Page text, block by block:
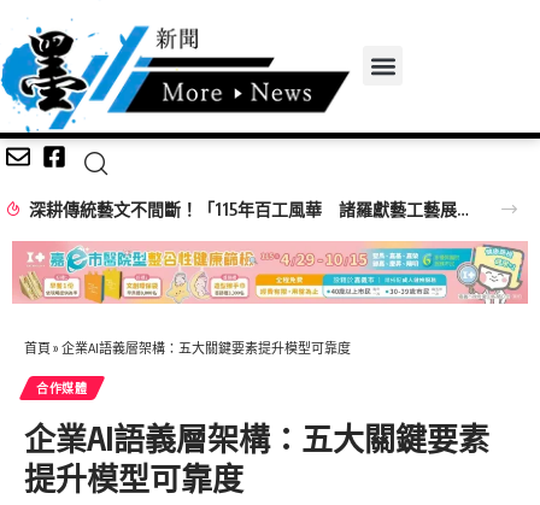
深耕傳統藝文不間斷！「115年百工風華 諸羅獻藝工藝展」跨域移師彰化溪湖展出
首頁 » 企業AI語義層架構：五大關鍵要素提升模型可靠度
合作媒體
企業AI語義層架構：五大關鍵要素
提升模型可靠度